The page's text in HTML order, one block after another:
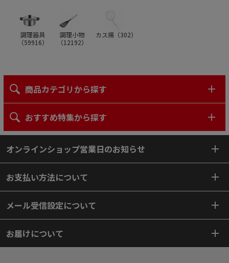
調理器具
（59916）
調理小物
（12192）
カス揚（302）
商品カテゴリから探す
おすすめ特集から探す
オンラインショップ営業日のお知らせ
お支払い方法について
メール受信設定について
お届けについて